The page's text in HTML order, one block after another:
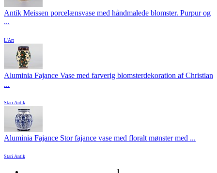
Antik Meissen porcelænsvase med håndmalede blomster. Purpur og
...
L'Art
Aluminia Fajance Vase med farverig blomsterdekoration af Christian
...
Stari Antik
Aluminia Fajance Stor fajance vase med floralt mønster med ...
Stari Antik